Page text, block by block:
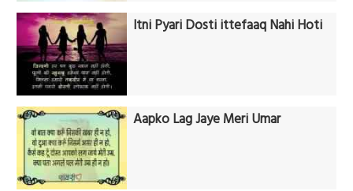
Itni Pyari Dosti ittefaaq Nahi Hoti
Aapko Lag Jaye Meri Umar